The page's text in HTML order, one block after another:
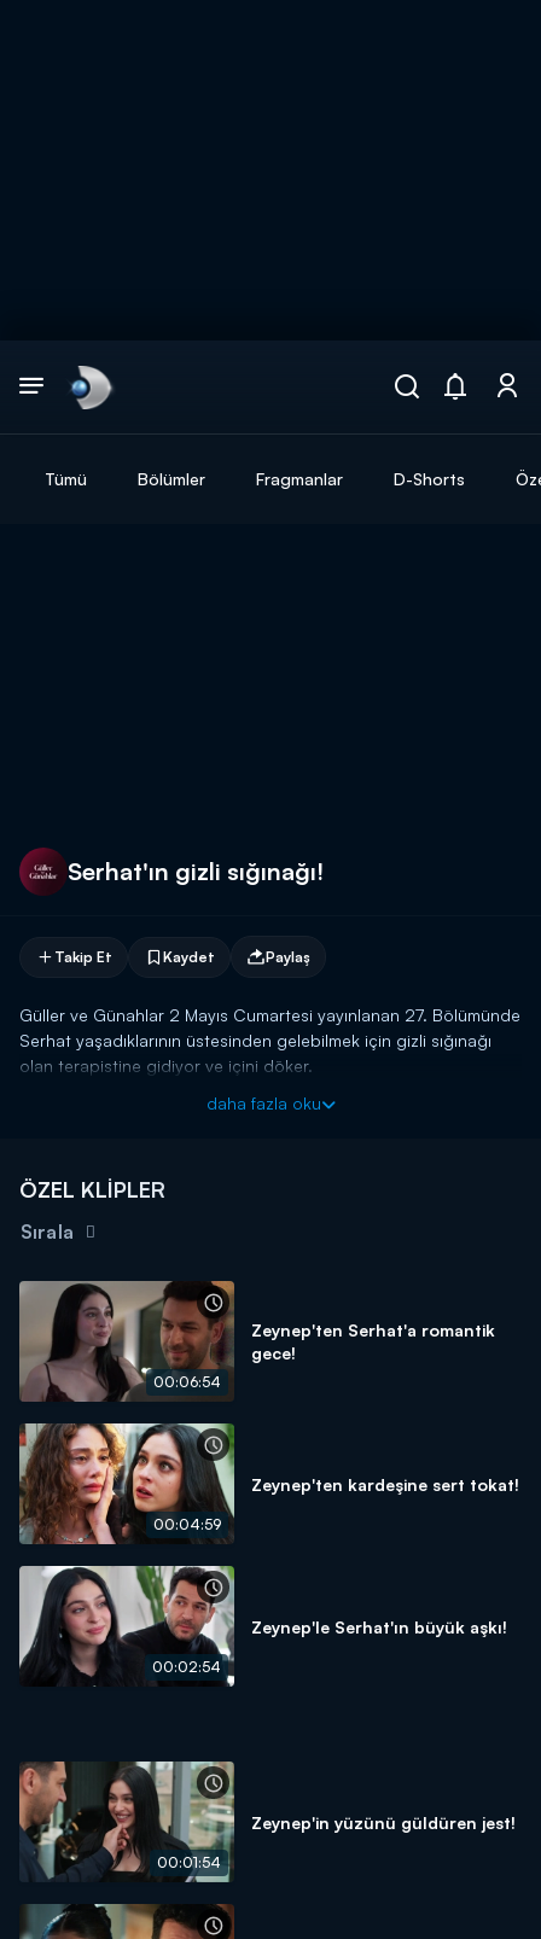
Tümü Bölümler Fragmanlar D-Shorts
Serhat'ın gizli sığınağı!
Takip Et Kaydet Paylaş
Güller ve Günahlar 2 Mayıs Cumartesi yayınlanan 27. Bölümünde
Serhat yaşadıklarının üstesinden gelebilmek için gizli sığınağı
olan terapistine gidiyor ve içini döker.
Güller ve Günahlar yeni bölümleriyle cumartesi akşamı
daha fazla oku
ÖZEL KLİPLER
Sırala
00:06:54
Zeynep'ten Serhat'a romantik
gece!
00:04:59
Zeynep'ten kardeşine sert tokat!
00:02:54
Zeynep'le Serhat'ın büyük aşkı!
00:01:54
Zeynep'in yüzünü güldüren jest!